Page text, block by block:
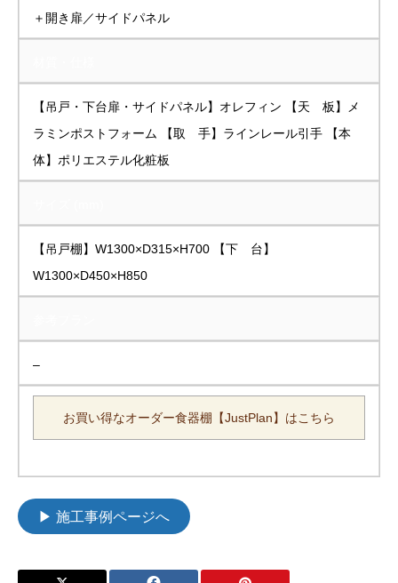
＋開き扉／サイドパネル
【吊戸・下台扉・サイドパネル】オレフィン 【天 板】メ
ラミンポストフォーム 【取 手】ラインレール引手 【本
体】ポリエステル化粧板
【吊戸棚】W1300×D315×H700 【下 台】
W1300×D450×H850
–
お買い得なオーダー食器棚【JustPlan】はこちら
▶ 施工事例ページへ